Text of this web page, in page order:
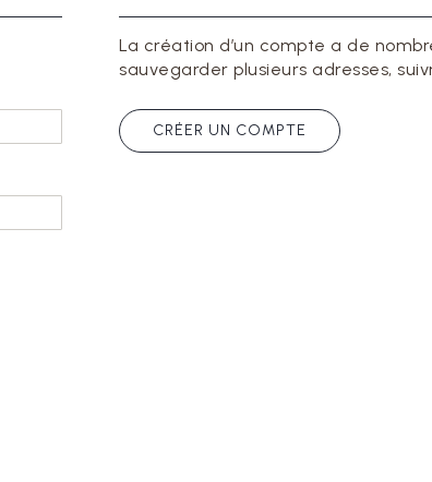
La création d’un compte a de
sauvegarder plusieurs adresses,
CRÉER UN COMPTE